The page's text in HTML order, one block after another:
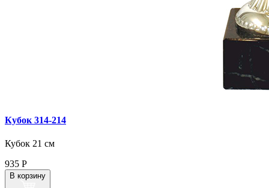
Кубок 314‑214
Кубок 21 см
935 Р
В корзину